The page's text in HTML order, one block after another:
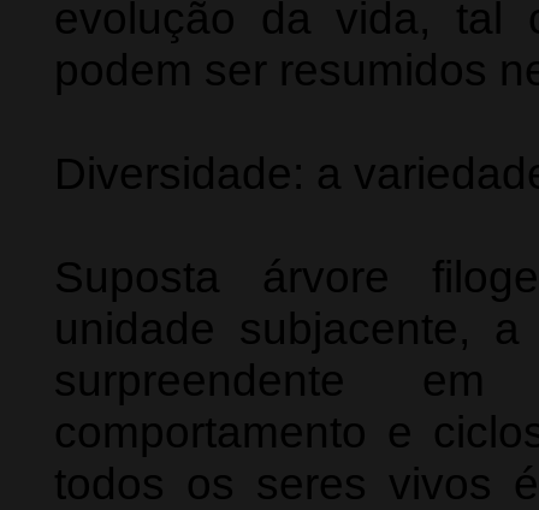
evolução da vida, tal
podem ser resumidos
Diversidade: a
Suposta árvore
unidade subjacente,
surpreendente
comportamento e
todos os seres vivos